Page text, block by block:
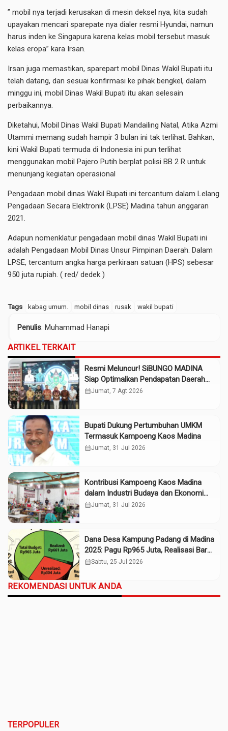
” mobil nya terjadi kerusakan di mesin deksel nya, kita sudah
upayakan mencari sparepate nya dialer resmi Hyundai, namun
harus inden ke Singapura karena kelas mobil tersebut masuk
kelas eropa” kara Irsan.
Irsan juga memastikan, sparepart mobil Dinas Wakil Bupati itu
telah datang, dan sesuai konfirmasi ke pihak bengkel, dalam
minggu ini, mobil Dinas Wakil Bupati itu akan selesain
perbaikannya.
Diketahui, Mobil Dinas Wakil Bupati Mandailing Natal, Atika Azmi
Utammi memang sudah hampir 3 bulan ini tak terlihat. Bahkan,
kini Wakil Bupati termuda di Indonesia ini pun terlihat
menggunakan mobil Pajero Putih berplat polisi BB 2 R untuk
menunjang kegiatan operasional
Pengadaan mobil dinas Wakil Bupati ini tercantum dalam Lelang
Pengadaan Secara Elektronik (LPSE) Madina tahun anggaran
2021.
Adapun nomenklatur pengadaan mobil dinas Wakil Bupati ini
adalah Pengadaan Mobil Dinas Unsur Pimpinan Daerah. Dalam
LPSE, tercantum angka harga perkiraan satuan (HPS) sebesar
950 juta rupiah. ( red/ dedek )
Tags kabag umum. mobil dinas rusak wakil bupati
Penulis: Muhammad Hanapi
ARTIKEL TERKAIT
Resmi Meluncur! SiBUNGO MADINA
Siap Optimalkan Pendapatan Daerah
Madina
calendar_monthJumat, 7 Agt 2026
Bupati Dukung Pertumbuhan UMKM
Termasuk Kampoeng Kaos Madina
calendar_monthJumat, 31 Jul 2026
Kontribusi Kampoeng Kaos Madina
dalam Industri Budaya dan Ekonomi
Daerah
calendar_monthJumat, 31 Jul 2026
Dana Desa Kampung Padang di Madina
2025: Pagu Rp965 Juta, Realisasi Baru
Rp661 Juta
calendar_monthSabtu, 25 Jul 2026
REKOMENDASI UNTUK ANDA
TERPOPULER